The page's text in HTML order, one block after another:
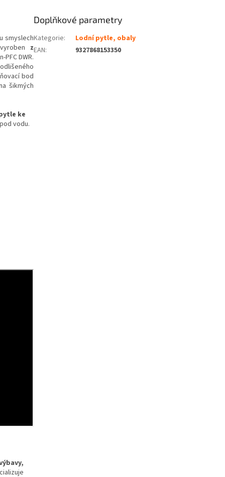
smyslech
z
DWR.
bod
šikmých
ke
vodu.
Doplňkové parametry
Kategorie:
Lodní pytle, obaly
EAN: 9327868153350